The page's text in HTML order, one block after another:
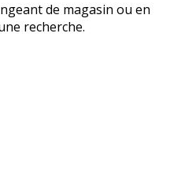
de magasin ou en
recherche.